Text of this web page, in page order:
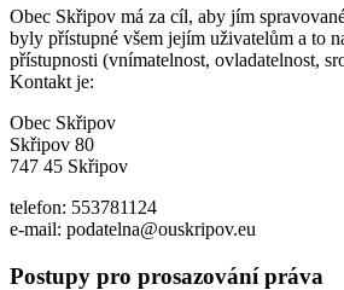
Obec Skřipov má za cíl, aby jím
byly přístupné všem jejím uživatelům a to
přístupnosti (vnímatelnost, ovladatelnost,
Kontakt je:
Obec Skřipov
Skřipov 80
747 45 Skřipov
telefon: 553781124
e-mail: podatelna@ouskripov.eu
Postupy pro prosazování práva